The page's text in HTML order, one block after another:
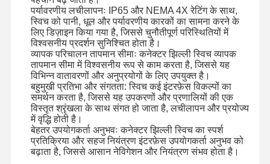
झिल्ली पैनल स्विच
ग्राफिक ओवरले
पीईटी सर्किट
प्रकाश मार्गदर्शक फिल्म
धातु गुंबद विधानसभा
पीएमएमए लेंस
पर्यावरणीय लचीलापनः IP65 और NEMA 4X रेटिंग के साथ,
स्विच को पानी, धूल और पर्यावरणीय कारकों का सामना करने के
लिए डिज़ाइन किया गया है, जिससे चुनौतीपूर्ण परिस्थितियों में
विश्वसनीय प्रदर्शन सुनिश्चित होता है।
व्यापक परिचालन तापमान सीमाः कनेक्टर झिल्ली स्विच व्यापक
तापमान सीमा में विश्वसनीय रूप से काम करता है, जिससे यह
विभिन्न वातावरणों और अनुप्रयोगों के लिए उपयुक्त है।
बहुमुखी प्रतिभा और संगतता: स्विच कई इंटरफ़ेस विकल्पों का
समर्थन करता है, जिससे यह उपकरणों और प्रणालियों की एक
विस्तृत श्रृंखला के साथ संगत हो जाता है, लचीलापन और प्रयोज्य
में वृद्धि होती है।
बेहतर उपयोगकर्ता अनुभवः कनेक्टर झिल्ली स्विच का स्पर्श
प्रतिक्रिया और सहज नियंत्रण इंटरफ़ेस उपयोगकर्ता अनुभव को
बढ़ाता है, जिससे आसान नेविगेशन और नियंत्रण संभव होता है।